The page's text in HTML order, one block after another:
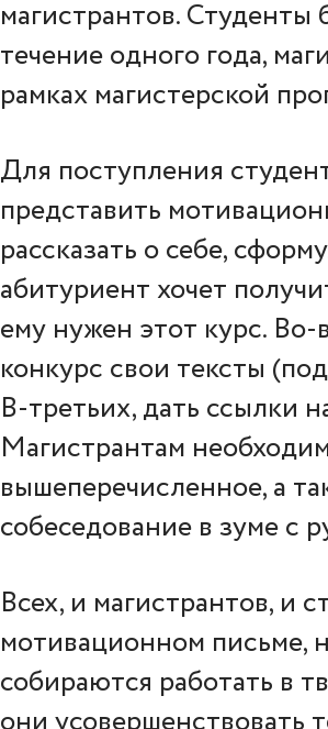
магистрантов. Студенты
течение одного года,
рамках магистерской
Для поступления
представить
рассказать о себе,
абитуриент хочет
ему нужен этот курс.
конкурс свои тексты
В-третьих, дать ссылки
Магистрантам
вышеперечисленное, а
собеседование в зуме с
Всех, и магистрантов, и
мотивационном письме,
собираются работать в